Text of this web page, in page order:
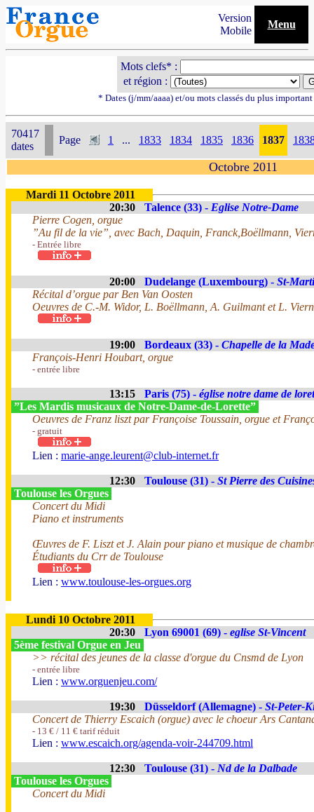
Version
Mobile
Menu
Mots clefs* :
et région :
* Dates (j/mm/aaaa) et/ou mots classés du plus
70417
dates
Page 1 ... 1833 1834 1835 1836 1837
Octobre 2011
Mardi 11 Octobre 2011
20:30
Talence (33) - Eglise Notre-Dame
Pierre Cogen, orgue
”Au fil de la vie”, avec Bach, Daquin, Franck,Boëllmann,
- Entrée libre
20:00 Dudelange (Luxembourg) - St-
Récital d’orgue par Ben Van Oosten
Oeuvres de C.-M. Widor, L. Boëllmann, A. Guilmant et L.
19:00 Bordeaux (33) - Chapelle de la
François-Henri Houbart, orgue
- entrée libre
13:15 Paris (75) - église notre dame de
”Les Mardis musicaux de Notre-Dame-de-Lorette”
Oeuvres de Franz liszt par Françoise Toussain, orgue et
- gratuit
Lien : marie-ange.leurent@club-internet.fr
12:30 Toulouse (31) - St Pierre des
Toulouse les Orgues
Concert du Midi
Piano et instruments
Œuvres de F. Liszt et J. Alain pour piano et musique de
Étudiants du Crr de Toulouse
Lien : www.toulouse-les-orgues.org
Lundi 10 Octobre 2011
20:30
Lyon 69001 (69) - eglise St-Vincent
5ème festival Orgue en Jeu
>> récital des jeunes de la classe d'orgue du Cnsmd de Lyon
- entrée libre
Lien : www.orguenjeu.com/
19:30 Düsseldorf (Allemagne) - St-Peter-
Concert de Thierry Escaich (orgue) avec le choeur Ars
- 13 € / 11 € tarif réduit
Lien : www.escaich.org/agenda-voir-244709.html
12:30 Toulouse (31) - Nd de la Dalbade
Toulouse les Orgues
Concert du Midi